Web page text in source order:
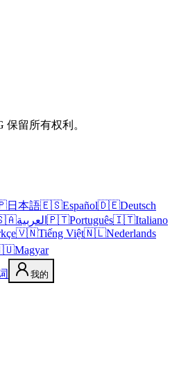
保留所有权利。
日本語🇪🇸Español🇩🇪Deutsch
العربية 🇵🇹Português🇮🇹Italiano
🇻🇳Tiếng Việt🇳🇱Nederlands
Magyar
我的